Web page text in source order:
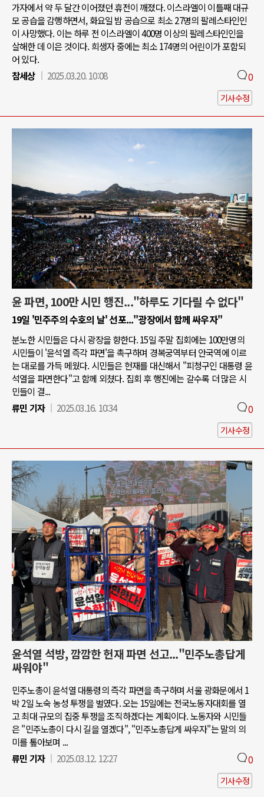
가자에서 약 두 달간 이어졌던 휴전이 깨졌다. 이스라엘이 이틀째 대규
모 공습을 감행하면서, 화요일 밤 공습으로 최소 27명의 팔레스타인인
이 사망했다. 이는 하루 전 이스라엘이 400명 이상의 팔레스타인인을
살해한 데 이은 것이다. 희생자 중에는 최소 174명의 어린이가 포함되
어 있다.
참세상
2025.03.20. 10:08 0
기사수정
윤 파면, 100만 시민 행진..."하루도 기다릴 수 없다"
19일 '민주주의 수호의 날' 선포..."광장에서 함께 싸우자"
분노한 시민들은 다시 광장을 향한다. 15일 주말 집회에는 100만명의
시민들이 '윤석열 즉각 파면'을 촉구하며 경복궁역부터 안국역에 이르
는 대로를 가득 메웠다. 시민들은 헌재를 대신해서 "피청구인 대통령 윤
석열을 파면한다"고 함께 외쳤다. 집회 후 행진에는 갈수록 더 많은 시
민들이 결...
류민 기자
2025.03.16. 10:34 0
기사수정
윤석열 석방, 깜깜한 헌재 파면 선고..."민주노총답게
싸워야"
민주노총이 윤석열 대통령의 즉각 파면을 촉구하며 서울 광화문에서 1
박 2일 노숙 농성 투쟁을 벌였다. 오는 15일에는 전국노동자대회를 열
고 최대 규모의 집중 투쟁을 조직하겠다는 계획이다. 노동자와 시민들
은 "민주노총이 다시 길을 열겠다", "민주노총답게 싸우자"는 말의 의
미를 톺아보며 ...
류민 기자
2025.03.12. 12:27 0
기사수정